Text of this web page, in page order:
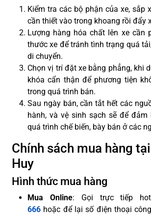
Kiểm tra các bộ phận của xe, sắp
cần thiết vào trong khoang rồi đẩy
Lượng hàng hóa chất lên xe cần
thước xe để tránh tình trạng quá
di chuyển.
Chọn vị trí đặt xe bằng phẳng, khi
khóa cẩn thận để phương tiện
trong quá trình bán.
Sau ngày bán, cần tắt hết các
hành, và vệ sinh sạch sẽ để đảm
quá trình chế biến, bày bán ở các
Chính sách mua hàng
Huy
Hình thức mua hàng
Mua Online: Gọi trực tiếp
666 hoặc để lại số điện thoại